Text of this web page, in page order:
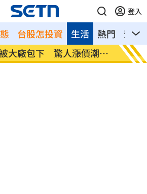
登入
台股怎投資 熱門 影音
生活
大廠包下 驚人漲價潮來
北美
元